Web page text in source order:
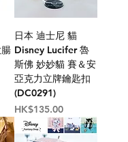
日本 迪士尼 貓
Disney Lucifer 魯
斯佛 妙妙貓 賽＆安
亞克力立牌鑰匙扣
(DC0291)
價格
HK$135.00